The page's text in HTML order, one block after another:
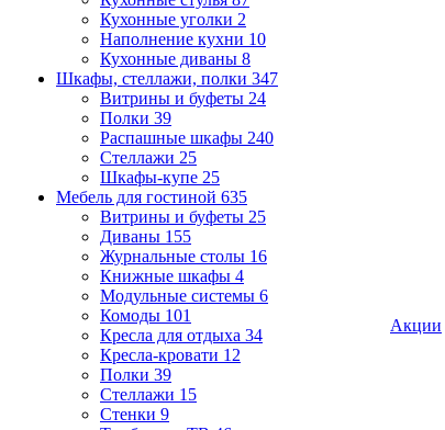
Кухонные уголки 2
Наполнение кухни 10
Кухонные диваны 8
Шкафы, стеллажи, полки 347
Витрины и буфеты 24
Полки 39
Распашные шкафы 240
Стеллажи 25
Шкафы-купе 25
Мебель для гостиной 635
Витрины и буфеты 25
Диваны 155
Журнальные столы 16
Книжные шкафы 4
Модульные системы 6
Комоды 101
Кресла для отдыха 34
Кресла-кровати 12
Полки 39
Стеллажи 15
Стенки 9
Акции